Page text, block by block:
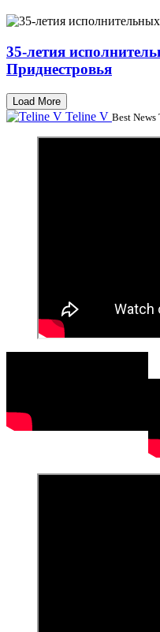
35-летия
Приднестровья
Load More
Teline V Best News